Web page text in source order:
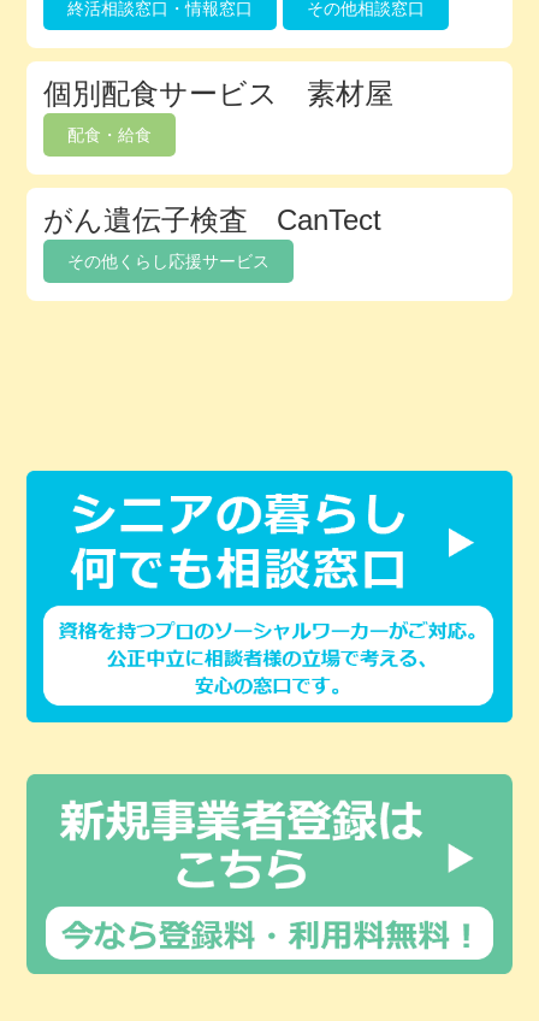
終活相談窓口・情報窓口 その他相談窓口
個別配食サービス 素材屋
配食・給食
がん遺伝子検査 CanTect
その他くらし応援サービス